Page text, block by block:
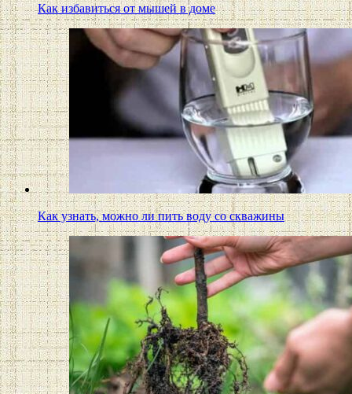
Как избавиться от мышей в доме
Как узнать, можно ли пить воду со скважины